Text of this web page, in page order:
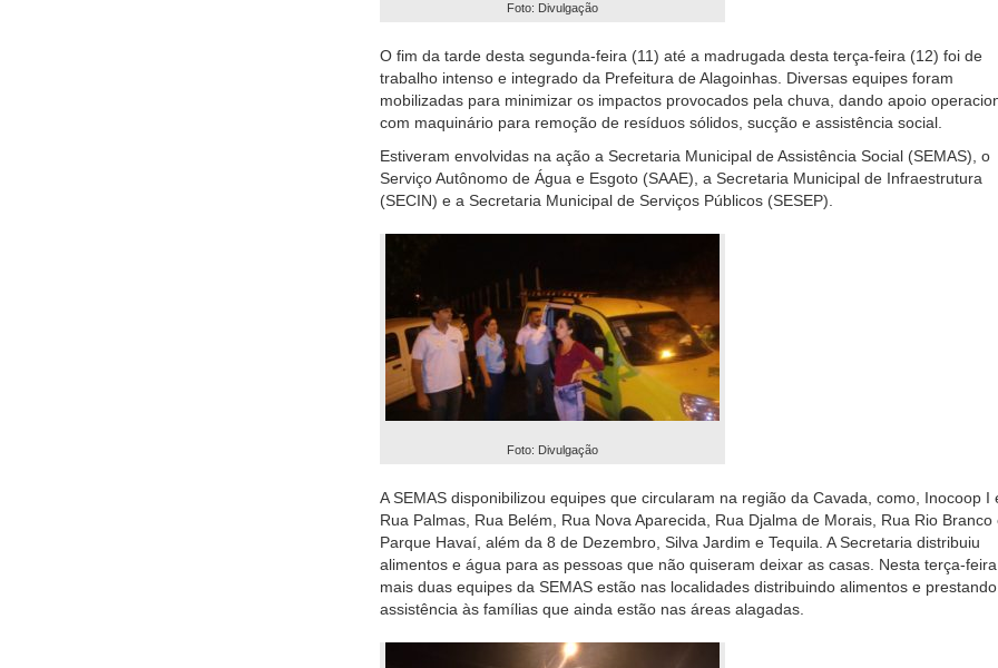
Foto: Divulgação
O fim da tarde desta segunda-feira (11) até a madrugada desta terça-feira (12) foi de
trabalho intenso e integrado da Prefeitura de Alagoinhas. Diversas equipes foram
mobilizadas para minimizar os impactos provocados pela chuva, dando apoio
com maquinário para remoção de resíduos sólidos, sucção e assistência social.
Estiveram envolvidas na ação a Secretaria Municipal de Assistência Social (SEMAS), o
Serviço Autônomo de Água e Esgoto (SAAE), a Secretaria Municipal de Infraestrutura
(SECIN) e a Secretaria Municipal de Serviços Públicos (SESEP).
Foto: Divulgação
A SEMAS disponibilizou equipes que circularam na região da Cavada, como, Inocoop I
Rua Palmas, Rua Belém, Rua Nova Aparecida, Rua Djalma de Morais, Rua Rio Branco
Parque Havaí, além da 8 de Dezembro, Silva Jardim e Tequila. A Secretaria distribuiu
alimentos e água para as pessoas que não quiseram deixar as casas. Nesta terça-
mais duas equipes da SEMAS estão nas localidades distribuindo alimentos e prestando
assistência às famílias que ainda estão nas áreas alagadas.